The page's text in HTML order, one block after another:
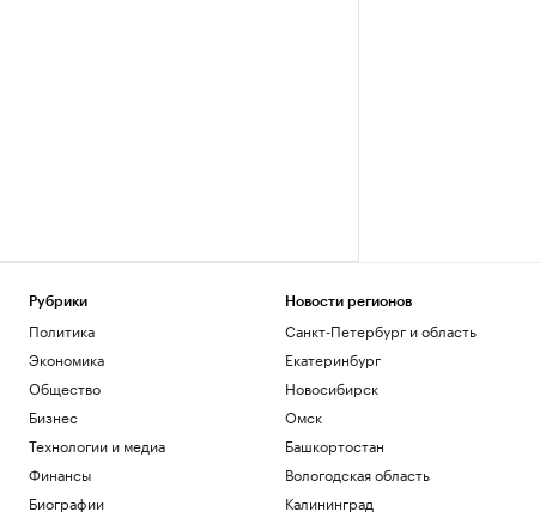
Рубрики
Политика
Экономика
Общество
Бизнес
Технологии и медиа
Финансы
Биографии
Новости регионов
Санкт-Петербург и область
Екатеринбург
Новосибирск
Омск
Башкортостан
Вологодская область
Калининград